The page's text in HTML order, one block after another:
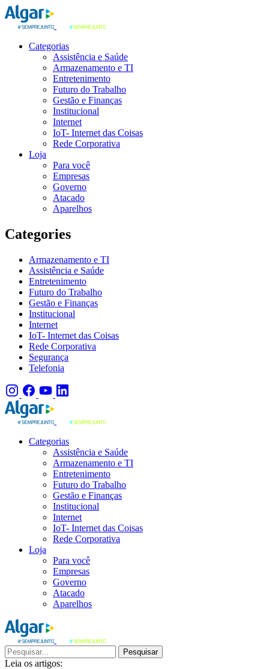
Categorias
Assistência e Saúde
Armazenamento e TI
Entretenimento
Futuro do Trabalho
Gestão e Finanças
Institucional
Internet
IoT- Internet das Coisas
Rede Corporativa
Loja
Para você
Empresas
Governo
Atacado
Aparelhos
Categories
Armazenamento e TI
Assistência e Saúde
Entretenimento
Futuro do Trabalho
Gestão e Finanças
Institucional
Internet
IoT- Internet das Coisas
Rede Corporativa
Segurança
Telefonia
Categorias
Assistência e Saúde
Armazenamento e TI
Entretenimento
Futuro do Trabalho
Gestão e Finanças
Institucional
Internet
IoT- Internet das Coisas
Rede Corporativa
Loja
Para você
Empresas
Governo
Atacado
Aparelhos
Pesquisar
Leia os artigos: